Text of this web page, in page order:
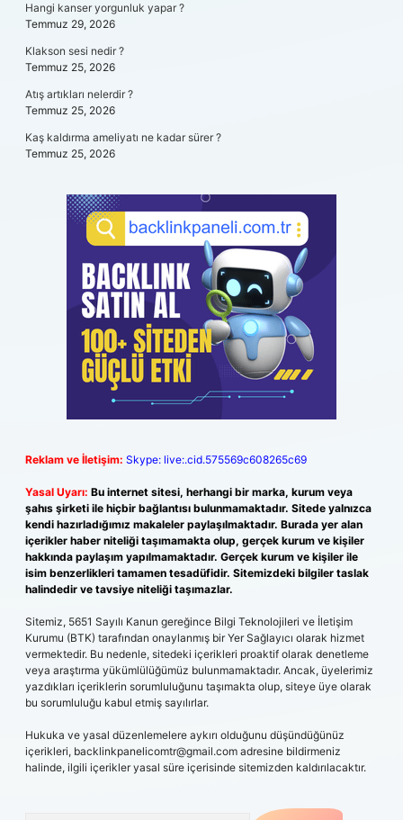
Hangi kanser yorgunluk yapar ?
Temmuz 29, 2026
Klakson sesi nedir ?
Temmuz 25, 2026
Atış artıkları nelerdir ?
Temmuz 25, 2026
Kaş kaldırma ameliyatı ne kadar sürer ?
Temmuz 25, 2026
Reklam ve İletişim: Skype: live:.cid.575569c608265c69
Yasal Uyarı: Bu internet sitesi, herhangi bir marka, kurum veya
şahıs şirketi ile hiçbir bağlantısı bulunmamaktadır. Sitede yalnızca
kendi hazırladığımız makaleler paylaşılmaktadır. Burada yer alan
içerikler haber niteliği taşımamakta olup, gerçek kurum ve kişiler
hakkında paylaşım yapılmamaktadır. Gerçek kurum ve kişiler ile
isim benzerlikleri tamamen tesadüfidir. Sitemizdeki bilgiler taslak
halindedir ve tavsiye niteliği taşımazlar.
Sitemiz, 5651 Sayılı Kanun gereğince Bilgi Teknolojileri ve İletişim
Kurumu (BTK) tarafından onaylanmış bir Yer Sağlayıcı olarak hizmet
vermektedir. Bu nedenle, sitedeki içerikleri proaktif olarak denetleme
veya araştırma yükümlülüğümüz bulunmamaktadır. Ancak, üyelerimiz
yazdıkları içeriklerin sorumluluğunu taşımakta olup, siteye üye olarak
bu sorumluluğu kabul etmiş sayılırlar.
Hukuka ve yasal düzenlemelere aykırı olduğunu düşündüğünüz
içerikleri, backlinkpanelicomtr@gmail.com adresine bildirmeniz
halinde, ilgili içerikler yasal süre içerisinde sitemizden kaldırılacaktır.